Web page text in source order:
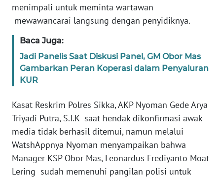
menimpali untuk meminta wartawan
mewawancarai langsung dengan penyidiknya.
Baca Juga:
Jadi Panelis Saat Diskusi Panel, GM Obor Mas
Gambarkan Peran Koperasi dalam Penyaluran
KUR
Kasat Reskrim Polres Sikka, AKP Nyoman Gede Arya
Triyadi Putra, S.I.K saat hendak dikonfirmasi awak
media tidak berhasil ditemui, namun melalui
WatshAppnya Nyoman menyampaikan bahwa
Manager KSP Obor Mas, Leonardus Frediyanto Moat
Lering sudah memenuhi pangilan polisi untuk
WN
RIAU
SERAMBI
JAMBI
WN
SULTRA
WN